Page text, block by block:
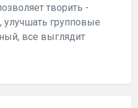
творить -
групповые
все выглядит